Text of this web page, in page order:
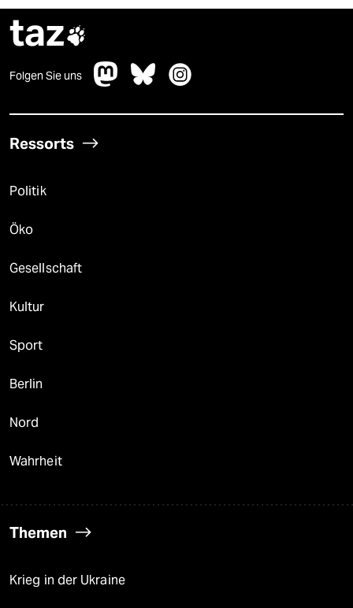
taz
Folgen Sie uns
Ressorts
Politik
Öko
Gesellschaft
Kultur
Sport
Berlin
Nord
Wahrheit
Themen
Krieg in der Ukraine